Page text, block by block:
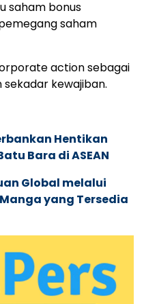
saham bonus
saham
action sebagai
sekadar kewajiban.
Hentikan
Bara di ASEAN
Global melalui
Manga yang Tersedia